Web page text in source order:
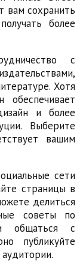
вам сохранить
более
с
Хотя
и более
Выберите
вашим
сети
страницы в
делиться
советы по
общаться с
публикуйте